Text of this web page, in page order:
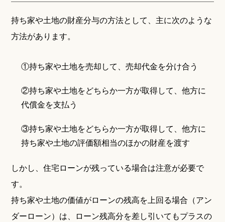
持ち家や土地の財産分与の方法として、主に次のような
方法があります。
①持ち家や土地を売却して、売却代金を分け合う
②持ち家や土地をどちらか一方が取得して、他方に
代償金を支払う
③持ち家や土地をどちらか一方が取得して、他方に
持ち家や土地の評価額相当のほかの財産を渡す
しかし、住宅ローンが残っている場合は注意が必要で
す。
持ち家や土地の価値がローンの残高を上回る場合（アン
ダーローン）は、ローン残高分を差し引いてもプラスの